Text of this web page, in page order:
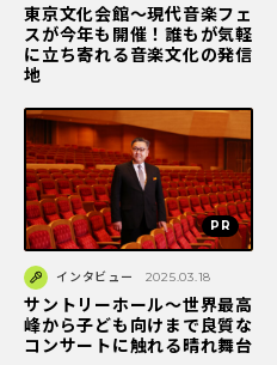
東京文化会館～現代音楽フェ
スが今年も開催！誰もが気軽
に立ち寄れる音楽文化の発信
地
インタビュー 2025.03.18
サントリーホール～世界最高
峰から子ども向けまで良質な
コンサートに触れる晴れ舞台